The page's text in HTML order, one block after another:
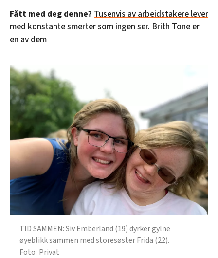
Fått med deg denne? Tusenvis av arbeidstakere lever
med konstante smerter som ingen ser. Brith Tone er
en av dem
TID SAMMEN: Siv Emberland (19) dyrker gylne
øyeblikk sammen med storesøster Frida (22).
Privat